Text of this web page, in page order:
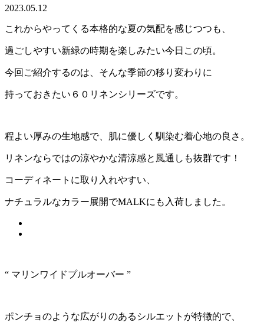
2023.05.12
これからやってくる本格的な夏の気配を感じつつも、
過ごしやすい新緑の時期を楽しみたい今日この頃。
今回ご紹介するのは、そんな季節の移り変わりに
持っておきたい６０リネンシリーズです。
程よい厚みの生地感で、肌に優しく馴染む着心地の良さ。
リネンならではの涼やかな清涼感と風通しも抜群です！
コーディネートに取り入れやすい、
ナチュラルなカラー展開でMALKにも入荷しました。
“ マリンワイドプルオーバー ”
ポンチョのような広がりのあるシルエットが特徴的で、